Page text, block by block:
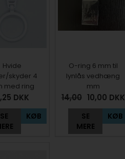
Hvide
skyder 4
med ring
DKK
SE
KØB
O-ring 6 mm til
lynlås vedhæng
mm
14,00 10,00 DKK
SE
MERE
KØB